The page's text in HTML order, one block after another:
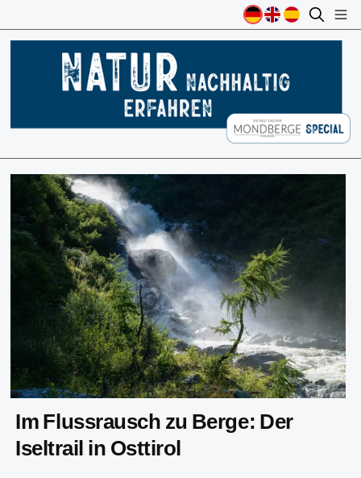
Im Flussrausch zu Berge: Der
Iseltrail in Osttirol